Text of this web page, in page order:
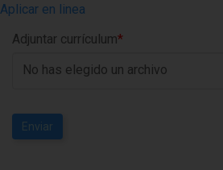
Aplicar en linea
Adjuntar currículum*
No has elegido un archivo
Enviar